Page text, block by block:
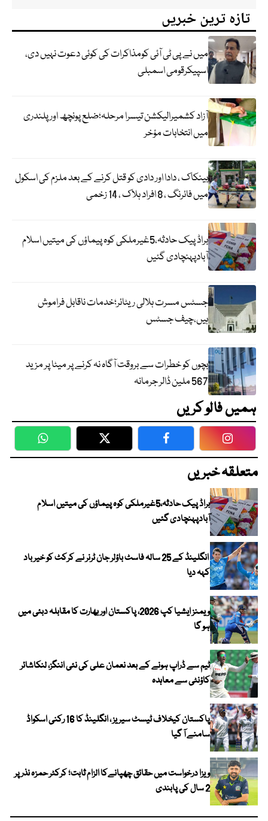
تازہ ترین خبریں
میں نے پی ٹی آئی کومذاکرات کی کوئی دعوت نہیں دی،
اسپیکرقومی اسمبلی
آزاد کشمیرالیکشن تیسرا مرحلہ؛ضلع پونچھ اور پلندری
میں انتخابات مؤخر
بینکاک ، دادا اور دادی کو قتل کرنے کے بعد ملزم کی اسکول
میں فائرنگ ، 8 افراد ہلاک ، 14 زخمی
براڈ پیک حادثہ،5غیرملکی کوہ پیماؤں کی میتیں اسلام
آبادپہنچادی گئیں
جسٹس مسرت ہلالی ریٹائر؛خدمات ناقابل فراموش
ہیں،چیف جسٹس
بچوں کو خطرات سے بروقت آگاہ نہ کرنے پر میٹا پر مزید
567 ملین ڈالر جرمانہ
ہمیں فالو کریں
WhatsApp Twitter Facebook
متعلقہ خبریں
براڈ پیک حادثہ،5غیرملکی کوہ پیماؤں کی میتیں اسلام
آبادپہنچادی گئیں
انگلینڈ کے 25 سالہ فاسٹ باؤلر جان ٹرنر نے کرکٹ کو خیر باد
کہہ دیا
ویمنز ایشیا کپ 2026، پاکستان اور بھارت کا مقابلہ دبئی میں
ہو گا
ٹیم سے ڈراپ ہونے کے بعد نعمان علی کی نئی اننگز، لنکاشائر
کاؤنٹی سے معاہدہ
پاکستان کیخلاف ٹیسٹ سیریز ، انگلینڈ کا 16 رکنی اسکواڈ
سامنے آ گیا
ویزا درخواست میں حقائق چھپانےکا الزام ثابت؛ کرکٹر حمزہ نذر پر
2 سال کی پابندی